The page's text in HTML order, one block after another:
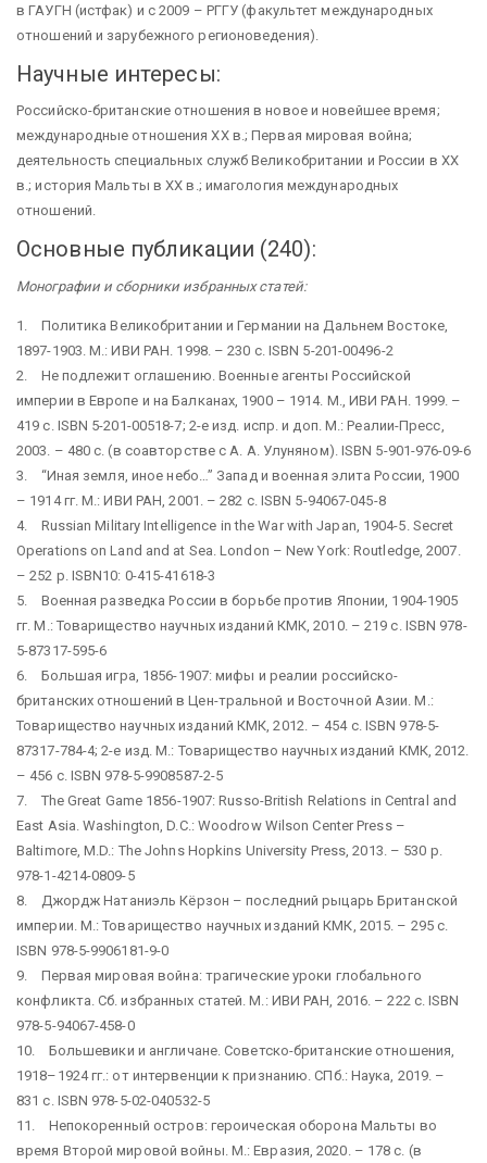
в ГАУГН (истфак) и с 2009 – РГГУ (факультет международных
отношений и зарубежного регионоведения).
Научные интересы:
Российско-британские отношения в новое и новейшее время;
международные отношения ХХ в.; Первая мировая война;
деятельность специальных служб Великобритании и России в ХХ
в.; история Мальты в ХХ в.; имагология международных
отношений.
Основные публикации (240):
Монографии и сборники избранных статей:
1. Политика Великобритании и Германии на Дальнем Востоке,
1897-1903. М.: ИВИ РАН. 1998. – 230 с. ISBN 5-201-00496-2
2. Не подлежит оглашению. Военные агенты Российской
империи в Европе и на Балканах, 1900 – 1914. М., ИВИ РАН. 1999. –
419 c. ISBN 5-201-00518-7; 2-е изд. испр. и доп. М.: Реалии-Пресс,
2003. – 480 с. (в соавторстве с А. А. Улуняном). ISBN 5-901-976-09-6
3. “Иная земля, иное небо…” Запад и военная элита России, 1900
– 1914 гг. М.: ИВИ РАН, 2001. – 282 с. ISBN 5-94067-045-8
4. Russian Military Intelligence in the War with Japan, 1904-5. Secret
Operations on Land and at Sea. London – New York: Routledge, 2007.
– 252 р. ISBN10: 0-415-41618-3
5. Военная разведка России в борьбе против Японии, 1904-1905
гг. М.: Товарищество научных изданий КМК, 2010. – 219 с. ISBN 978-
5-87317-595-6
6. Большая игра, 1856-1907: мифы и реалии российско-
британских отношений в Цен-тральной и Восточной Азии. М.:
Товарищество научных изданий КМК, 2012. – 454 с. ISBN 978-5-
87317-784-4; 2-е изд. М.: Товарищество научных изданий КМК, 2012.
– 456 с. ISBN 978-5-9908587-2-5
7. The Great Game 1856-1907: Russo-British Relations in Central and
East Asia. Washington, D.C.: Woodrow Wilson Center Press –
Baltimore, M.D.: The Johns Hopkins University Press, 2013. – 530 р.
978-1-4214-0809-5
8. Джордж Натаниэль Кёрзон – последний рыцарь Британской
империи. М.: Товарищество научных изданий КМК, 2015. – 295 с.
ISBN 978-5-9906181-9-0
9. Первая мировая война: трагические уроки глобального
конфликта. Сб. избранных статей. М.: ИВИ РАН, 2016. – 222 с. ISBN
978-5-94067-458-0
10. Большевики и англичане. Советско-британские отношения,
1918–1924 гг.: от интервенции к признанию. СПб.: Наука, 2019. –
831 с. ISBN 978-5-02-040532-5
11. Непокоренный остров: героическая оборона Мальты во
время Второй мировой войны. М.: Евразия, 2020. – 178 с. (в